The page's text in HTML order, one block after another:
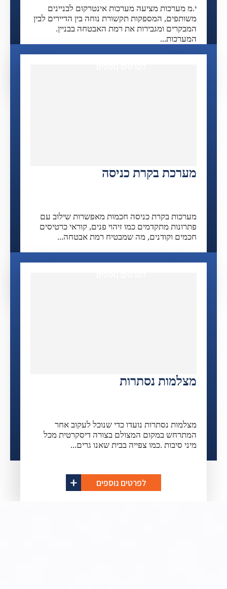
י.מ מערכות מציעה מערכות אינטרקום לבניינים
משותפים, המספקות תקשורת נוחה בין הדיירים לבין
המבקרים ומגבירות את רמת האבטחה בבניין.
המערכות...
מערכת בקרת כניסה
מערכות בקרת כניסה חכמות מאפשרות שילוב עם
פתרונות מתקדמים כמו זיהוי פנים, קוראי כרטיסים
חכמים וקודנים, מה שמבטיח רמת אבטחה...
מצלמות נסתרות
מצלמות נסתרות נועדו כדי שנוכל לעקוב אחר
המתרחש במקום המצולם בצורה דיסקרטית מכל
מיני סיבות .כמו צפייה בבית שאנו גרים...
לפרטים נוספים